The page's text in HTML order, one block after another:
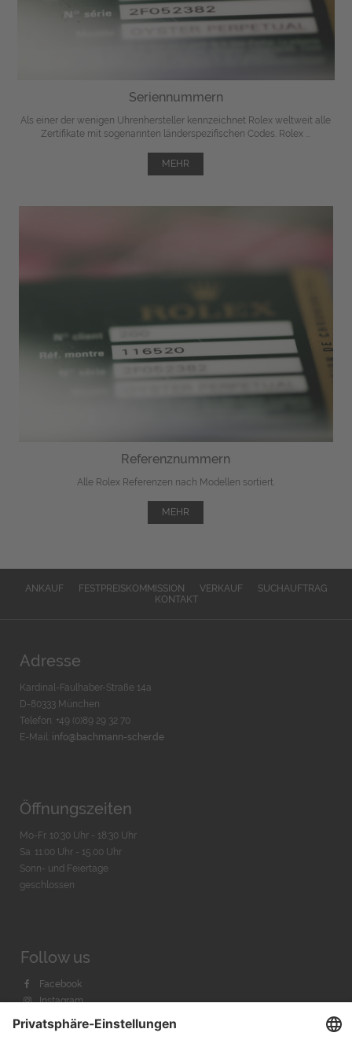
Seriennummern
Als einer der wenigen Uhrenhersteller kennzeichnet Rolex weltweit alle
Zertifikate mit sogenannten länderspezifischen Codes. Rolex ...
MEHR
Referenznummern
Alle Rolex Referenzen nach Modellen sortiert.
MEHR
ANKAUF FESTPREISKOMMISSION VERKAUF
SUCHAUFTRAG
KONTAKT
Adresse
Kardinal-Faulhaber-Straße 14a
D-80333 München
Telefon: +49 (0)89 29 32 70
E-Mail: info@bachmann-scher.de
Öffnungszeiten
Mo-Fr. 10:30 Uhr - 18:30 Uhr
Sa. 11:00 Uhr - 15.00 Uhr
Sonn- und Feiertage
geschlossen
Follow us
Facebook
Instagram
Youtube